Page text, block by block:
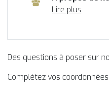
Lire plus
Des questions à poser sur
Complétez vos